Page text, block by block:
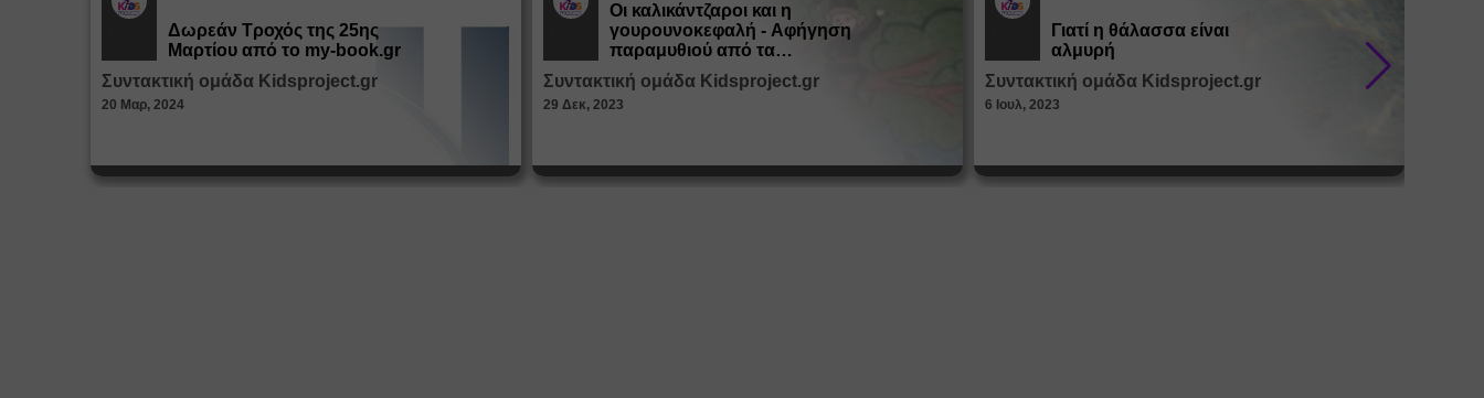
Δωρεάν Tροχός της 25ης
Μαρτίου από το my-book.gr
Συντακτική ομάδα Kidsproject.gr
20 Μαρ, 2024
Οι καλικάντζαροι και η
γουρουνοκεφαλή - Αφήγηση
παραμυθιού από τα
Παραμυθοκαμώματα
Συντακτική ομάδα Kidsproject.gr
29 Δεκ, 2023
Γιατί η θάλασσα είναι
αλμυρή
Συντακτική ομάδα Kidsproject.gr
6 Ιουλ, 2023